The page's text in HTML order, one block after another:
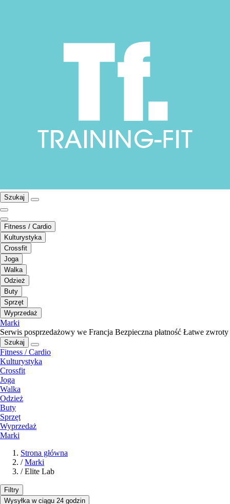
Szukaj
Fitness / Cardio
Kulturystyka
Crossfit
Joga
Walka
Odzież
Buty
Sprzęt
Wyprzedaż
Marki
Serwis posprzedażowy we Francja Bezpieczna płatność Łatwe zwroty
Szukaj
Fitness / Cardio
Kulturystyka
Crossfit
Joga
Walka
Odzież
Buty
Sprzęt
Wyprzedaż
Marki
Strona główna
/ Marki
/ Elite Lab
Filtry
Wysyłka w ciągu 24 godzin